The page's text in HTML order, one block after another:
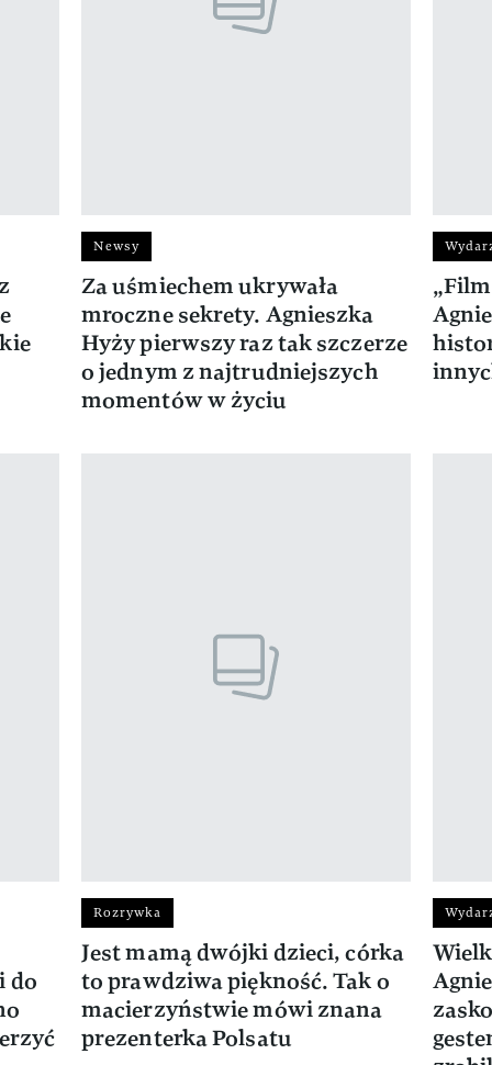
Newsy
Za uśmiechem ukrywała
mroczne sekrety. Agnieszka
Hyży pierwszy raz tak szczerze
o jednym z najtrudniejszych
momentów w życiu
do
Rozrywka
Jest mamą dwójki dzieci, córka
to prawdziwa piękność. Tak o
macierzyństwie mówi znana
prezenterka Polsatu